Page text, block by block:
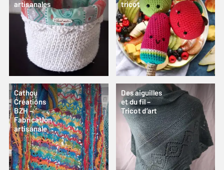
artisanales
tricot
Cathou
Créations
BZH –
Fabrication
artisanale
Des aiguilles
et du fil –
Tricot d’art